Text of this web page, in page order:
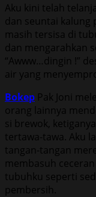
Aku kini telah
dan seuntai kalung
masih tersisa di
dan mengarahkan
“Awww…dingin !”
air yang
Bokep Pak Joni
orang lainnya
si brewok,
tertawa-tawa. Aku
tangan-tangan
membasuh
tubuhku seperti
pembersih.